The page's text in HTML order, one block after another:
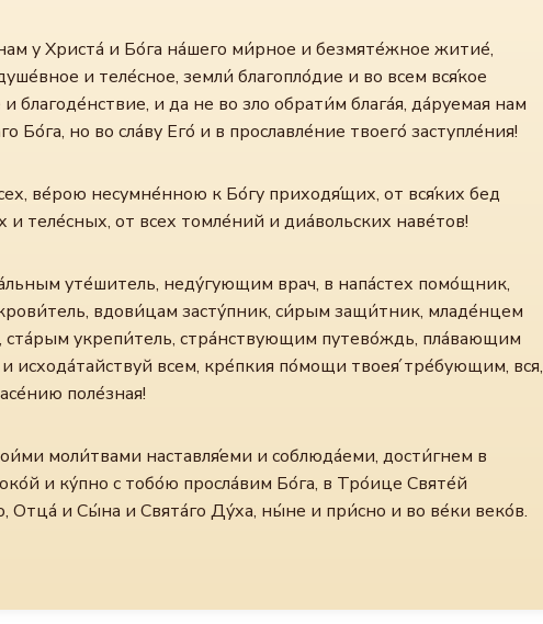
у Христа́ и Бо́га на́шего ми́рное и безмяте́жное житие́,
и теле́сное, земли́ благопло́дие и во всем вся́кое
благоде́нствие, и да не во зло обрати́м блага́я, да́руемая нам
Бо́га, но во сла́ву Его́ и в прославле́ние твоего́ заступле́ния!
ве́рою несумне́нною к Бо́гу приходя́щих, от вся́ких бед
теле́сных, от всех томле́ний и диа́вольских наве́тов!
уте́шитель, неду́гующим врач, в напа́стех помо́щник,
вдови́цам засту́пник, си́рым защи́тник, младе́нцем
ста́рым укрепи́тель, стра́нствующим путево́ждь, пла́вающим
исхода́тайствуй всем, кре́пкия по́мощи твоея́ тре́бующим, вся,
поле́зная!
моли́твами наставля́еми и соблюда́еми, дости́гнем в
и ку́пно с тобо́ю просла́вим Бо́га, в Тро́ице Святе́й
Отца́ и Сы́на и Свята́го Ду́ха, ны́не и при́сно и во ве́ки веко́в.